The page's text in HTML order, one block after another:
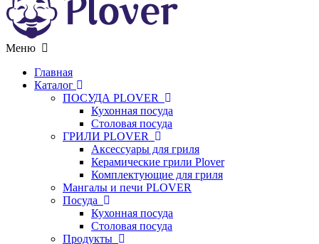
Меню
Главная
Каталог
ПОСУДА PLOVER
Кухонная посуда
Столовая посуда
ГРИЛИ PLOVER
Аксессуары для гриля
Керамические грили Plover
Комплектующие для гриля
Мангалы и печи PLOVER
Посуда
Кухонная посуда
Столовая посуда
Продукты